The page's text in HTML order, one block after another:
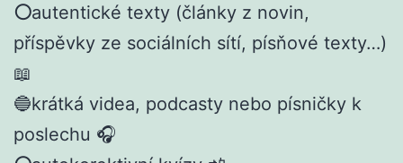
⚪autentické texty (články z novin,
příspěvky ze sociálních sítí, písňové texty…)
📖
🔵krátká videa, podcasty nebo písničky k
poslechu 🎧